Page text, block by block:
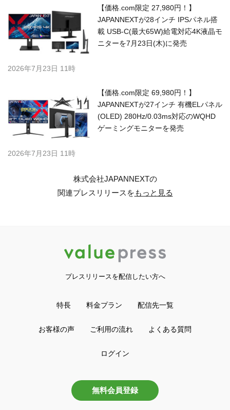
【価格.com限定 27,980円！】
JAPANNEXTが28インチ IPSパネル搭
載 USB-C(最大65W)給電対応4K液晶モ
ニターを7月23日(木)に発売
2026年7月23日 11時
【価格.com限定 69,980円！】
JAPANNEXTが27インチ 有機ELパネル
(OLED) 280Hz/0.03ms対応のWQHD
ゲーミングモニターを発売
2026年7月23日 11時
株式会社JAPANNEXTの
関連プレスリリースをもっと見る
プレスリリースを配信したい方へ
特長 料金プラン 配信先一覧
お客様の声 ご利用の流れ よくある質問
ログイン
無料会員登録